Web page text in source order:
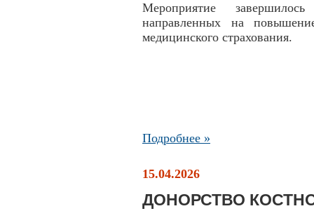
Мероприятие
направленных на
медицинского страхования.
Подробнее »
15.04.2026
ДОНОРСТВО